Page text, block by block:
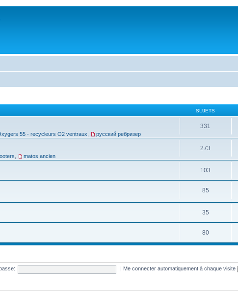
SUJETS
55 - recycleurs O2 ventraux русский ребризер
331
matos ancien
273
103
85
35
80
Me connecter automatiquement à chaque visite